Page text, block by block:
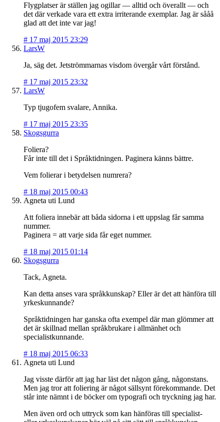
Flygplatser är ställen jag ogillar — alltid och överallt — och
det där verkade vara ett extra irriterande exemplar. Jag är sååå
glad att det inte var jag!
# 17 maj 2015 23:29
LarsW
Ja, säg det. Jetströmmarnas visdom övergår vårt förstånd.
# 17 maj 2015 23:32
LarsW
Typ tjugofem svalare, Annika.
# 17 maj 2015 23:35
Skogsgurra
Foliera?
Får inte till det i Språktidningen. Paginera känns bättre.
Vem folierar i betydelsen numrera?
# 18 maj 2015 00:43
Agneta uti Lund
Att foliera innebär att båda sidorna i ett uppslag får samma
nummer.
Paginera = att varje sida får eget nummer.
# 18 maj 2015 01:14
Skogsgurra
Tack, Agneta.
Kan detta anses vara språkkunskap? Eller är det att hänföra till
yrkeskunnande?
Språktidningen har ganska ofta exempel där man glömmer att
det är skillnad mellan språkbrukare i allmänhet och
specialistkunnande.
# 18 maj 2015 06:33
Agneta uti Lund
Jag visste därför att jag har läst det någon gång, någonstans.
Men jag tror att foliering är något sällsynt förekommande. Det
står inte nämnt i de böcker om typografi och tryckning jag har.
Men även ord och uttryck som kan hänföras till specialist-